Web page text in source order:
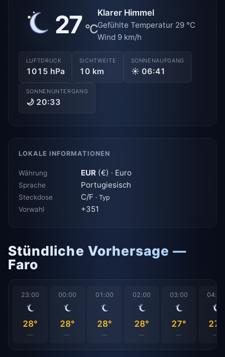
27 °C
Klarer Himmel
Gefühlte Temperatur 29 °C
Wind 9 km/h
LUFTDRUCK
1015 hPa
SICHTWEITE
10 km
SONNENAUFGANG
☀ 06:41
SONNENUNTERGANG
🌙 20:33
LOKALE INFORMATIONEN
Währung EUR (€) · Euro
Sprache Portugiesisch
Steckdose C/F · Typ
Vorwahl +351
Stündliche Vorhersage —
Faro
23:00
28°
—
00:00
28°
—
01:00
28°
—
02:00
28°
—
03:00
27°
—
04:00
27°
—